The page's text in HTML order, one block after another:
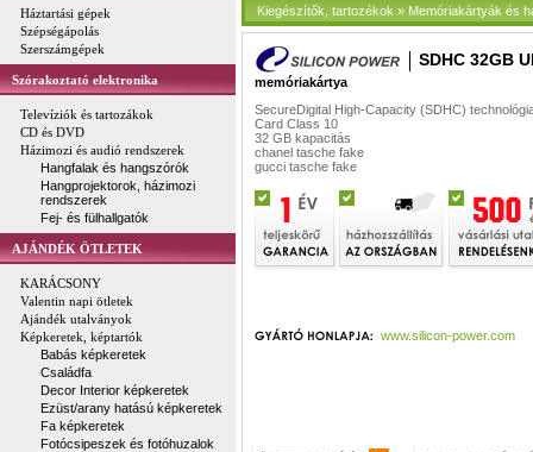
Háztartási gépek
Szépségápolás
Szerszámgépek
Szórakoztató elektronika
Televíziók és tartozákok
CD és DVD
Házimozi és audió rendszerek
Hangfalak és hangszórók
Hangprojektorok, házimozi
rendszerek
Fej- és fülhallgatók
AJÁNDÉK ÖTLETEK
KARÁCSONY
Valentin napi ötletek
Ajándék utalványok
Képkeretek, képtartók
Babás képkeretek
Családfa
Decor Interior képkeretek
Ezüst/arany hatású képkeretek
Fa képkeretek
Fotócsipeszek és fotóhuzalok
Kiegészítők, tartozékok » Memóriakártyák és
SDHC 32GB
memóriakártya
SecureDigital High-Capacity (SDHC)
Card Class 10
32 GB kapacitás
chanel tasche fake
gucci tasche fake
www.silicon-power.com